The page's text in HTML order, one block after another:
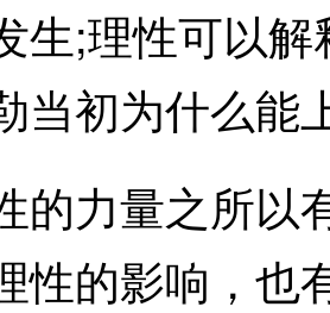
生;理性可以
当初为什么能
力量之所以
性的影响，也